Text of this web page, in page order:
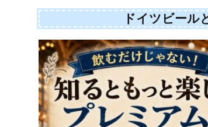
ドイツビール